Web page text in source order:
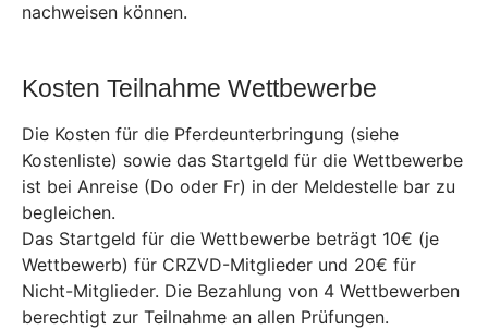
nachweisen können.
Kosten Teilnahme Wettbewerbe
Die Kosten für die Pferdeunterbringung (siehe
Kostenliste) sowie das Startgeld für die Wettbewerbe
ist bei Anreise (Do oder Fr) in der Meldestelle bar zu
begleichen.
Das Startgeld für die Wettbewerbe beträgt 10€ (je
Wettbewerb) für CRZVD-Mitglieder und 20€ für
Nicht-Mitglieder. Die Bezahlung von 4 Wettbewerben
berechtigt zur Teilnahme an allen Prüfungen.